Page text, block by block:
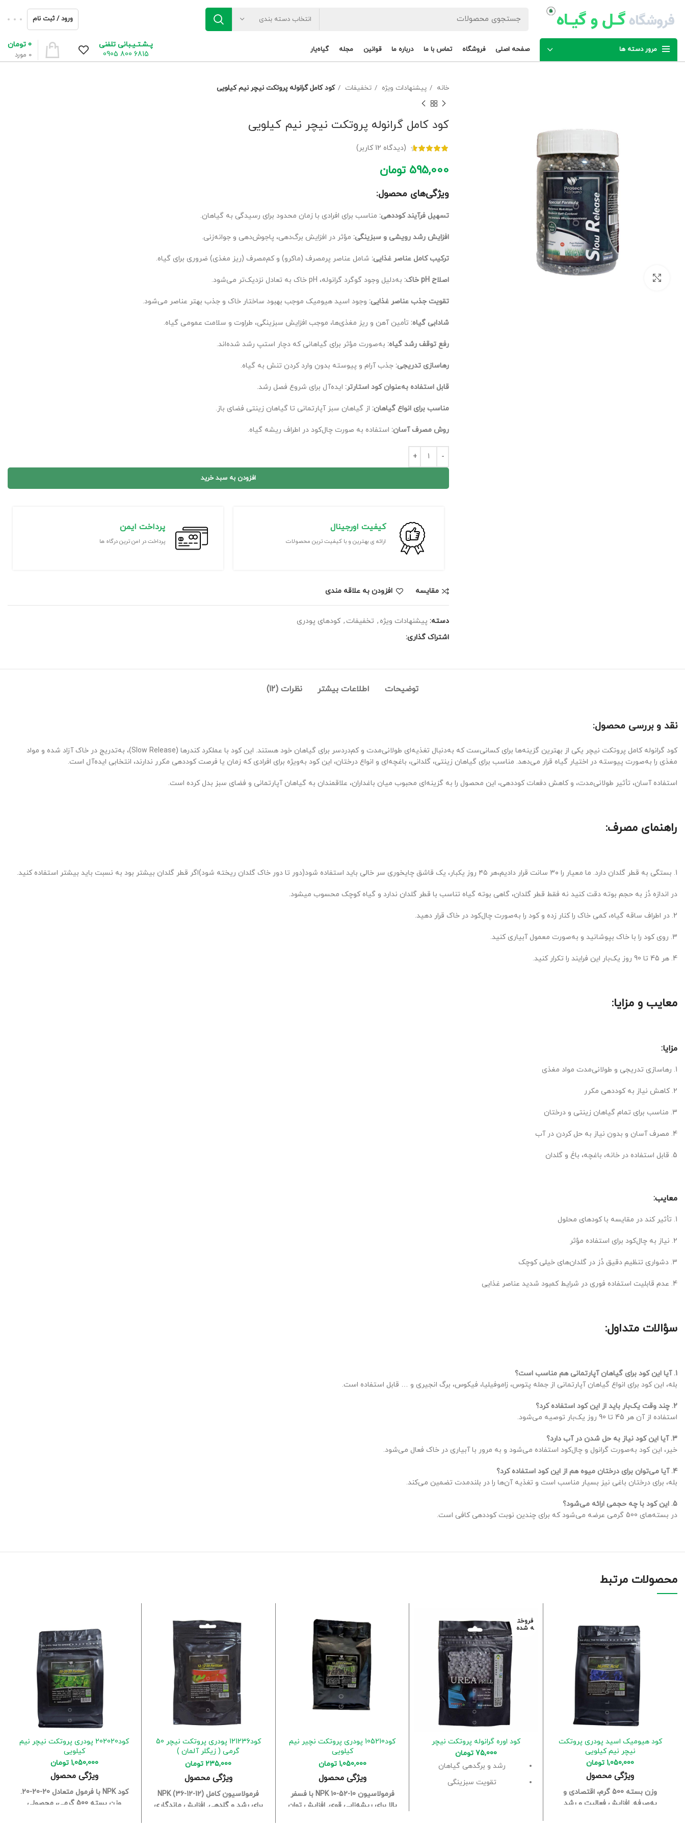
انتخاب دسته بندی ورود / ثبت نام
مرور دسته ها صفحه اصلی فروشگاه تماس با ما درباره ما قوانین مجله گیاه‌یار
پـشـتـیـبانی تلفنی
6815 800 0905
0 مورد
0 تومان
برای بزرگنمایی کلیک کنید
خانه پیشنهادات ویژه تخفیفات کود کامل گرانوله پروتکت نیچر نیم کیلویی
کود کامل گرانوله پروتکت نیچر نیم کیلویی
(دیدگاه 12 کاربر)
595,000 تومان
ویژگی‌های محصول:
تسهیل فرآیند کوددهی: مناسب برای افرادی با زمان محدود برای رسیدگی به گیاهان.
افزایش رشد رویشی و سبزینگی: مؤثر در افزایش برگ‌دهی، پاجوش‌دهی و جوانه‌زنی.
ترکیب کامل عناصر غذایی: شامل عناصر پرمصرف (ماکرو) و کم‌مصرف (ریز مغذی) ضروری برای گیاه.
اصلاح pH خاک: به‌دلیل وجود گوگرد گرانوله، pH خاک به تعادل نزدیک‌تر می‌شود.
تقویت جذب عناصر غذایی: وجود اسید هیومیک موجب بهبود ساختار خاک و جذب بهتر عناصر می‌شود.
شادابی گیاه: تأمین آهن و ریز مغذی‌ها، موجب افزایش سبزینگی، طراوت و سلامت عمومی گیاه.
رفع توقف رشد گیاه: به‌صورت مؤثر برای گیاهانی که دچار استپ رشد شده‌اند.
رهاسازی تدریجی: جذب آرام و پیوسته بدون وارد کردن تنش به گیاه.
قابل استفاده به‌عنوان کود استارتر: ایده‌آل برای شروع فصل رشد.
مناسب برای انواع گیاهان: از گیاهان سبز آپارتمانی تا گیاهان زینتی فضای باز.
روش مصرف آسان: استفاده به صورت چال‌کود در اطراف ریشه گیاه.
افزودن به سبد خرید
کیفیت اورجینال
ارائه ی بهترین و با کیفیت ترین محصولات
پرداخت ایمن
پرداخت در امن ترین درگاه ها
مقايسه افزودن به علاقه مندی
دسته: پیشنهادات ویژه , تخفیفات , کودهای پودری
اشتراک گذاری:
توضیحات اطلاعات بیشتر نظرات (12)
نقد و بررسی محصول:
کود گرانوله کامل پروتکت نیچر یکی از بهترین گزینه‌ها برای کسانی‌ست که به‌دنبال تغذیه‌ای طولانی‌مدت و کم‌دردسر برای گیاهان خود هستند. این کود با عملکرد کندرها (Slow Release)، به‌تدریج در خاک آزاد شده و مواد
مغذی را به‌صورت پیوسته در اختیار گیاه قرار می‌دهد. مناسب برای گیاهان زینتی، گلدانی، باغچه‌ای و انواع درختان، این کود به‌ویژه برای افرادی که زمان یا فرصت کوددهی مکرر ندارند، انتخابی ایده‌آل است.
استفاده آسان، تأثیر طولانی‌مدت، و کاهش دفعات کوددهی، این محصول را به گزینه‌ای محبوب میان باغداران، علاقمندان به گیاهان آپارتمانی و فضای سبز بدل کرده است.
راهنمای مصرف:
1. بستگی به قطر گلدان دارد. ما معیار را ۳۰ سانت قرار دادیم، هر ۴۵ روز یکبار، یک قاشق چایخوری سر خالی باید استفاده شود(دور تا دو‌ر‌ خاک گلدان ریخته شود) اگر قطر گلدان بیشتر بود به نسبت باید بیشتر استفاده کنید.
در اندازه دُز به حجم بوته دقت کنید نه فقط قطر گلدان، گاهی بوته گیاه تناسب با قطر گلدان ندارد و گیاه کوچک محسوب میشود.
2. در اطراف ساقه گیاه، کمی خاک را کنار زده و کود را به‌صورت چال‌کود در خاک قرار دهید.
3. روی کود را با خاک بپوشانید و به‌صورت معمول آبیاری کنید.
4. هر 45 تا 90 روز یک‌بار این فرایند را تکرار کنید.
معایب و مزایا:
مزایا:
1. رهاسازی تدریجی و طولانی‌مدت مواد مغذی
2. کاهش نیاز به کوددهی مکرر
3. مناسب برای تمام گیاهان زینتی و درختان
4. مصرف آسان و بدون نیاز به حل کردن در آب
5. قابل استفاده در خانه، باغچه، باغ و گلدان
معایب:
1. تأثیر کند در مقایسه با کودهای محلول
2. نیاز به چال‌کود برای استفاده مؤثر
3. دشواری تنظیم دقیق دُز در گلدان‌های خیلی کوچک
4. عدم قابلیت استفاده فوری در شرایط کمبود شدید عناصر غذایی
سؤالات متداول:
1. آیا این کود برای گیاهان آپارتمانی هم مناسب است؟
بله، این کود برای انواع گیاهان آپارتمانی از جمله پتوس، زاموفیلیا، فیکوس، برگ انجیری و … قابل استفاده است.
2. چند وقت یک‌بار باید از این کود استفاده کرد؟
استفاده از آن هر 45 تا 90 روز یک‌بار توصیه می‌شود.
3. آیا این کود نیاز به حل شدن در آب دارد؟
خیر، این کود به‌صورت گرانول و چال‌کود استفاده می‌شود و به مرور با آبیاری در خاک فعال می‌شود.
4. آیا می‌توان برای درختان میوه هم از این کود استفاده کرد؟
بله، برای درختان باغی نیز بسیار مناسب است و تغذیه‌ آن‌ها را در بلندمدت تضمین می‌کند.
5. این کود با چه حجمی ارائه می‌شود؟
در بسته‌های 500 گرمی عرضه می‌شود که برای چندین نوبت کوددهی کافی است.
محصولات مرتبط
کود هیومیک اسید پودری پروتکت
نیچر نیم کیلویی
1,050,000 تومان
ویژگی محصول
وزن بسته 500 گرم، اقتصادی و
به‌صرفه. افزایش فعالیت و رشد
فروخت
ه شده
کود اوره گرانوله پروتکت نیچر
75,000 تومان
رشد و برگدهی گیاهان
تقویت سبزینگی
کود105210 پودری پروتکت نچیر نیم
کیلویی
1,050,000 تومان
ویژگی محصول
فرمولاسیون NPK 10-52-10 با فسفر
بالا برای ریشه‌زایی قوی. افزایش توان
کود121236 پودری پروتکت نیچر 50
گرمی ( زیگلر آلمان )
235,000 تومان
ویژگی محصول
فرمولاسیون کامل NPK (36-12-12)
برای رشد و گلدهی. افزایش ماندگاری
کود202020 پودری پروتکت نیچر نیم
کیلویی
1,050,000 تومان
ویژگی محصول
کود NPK با فرمول متعادل 20-20-20.
وزن بسته 500 گرمی، محصولی